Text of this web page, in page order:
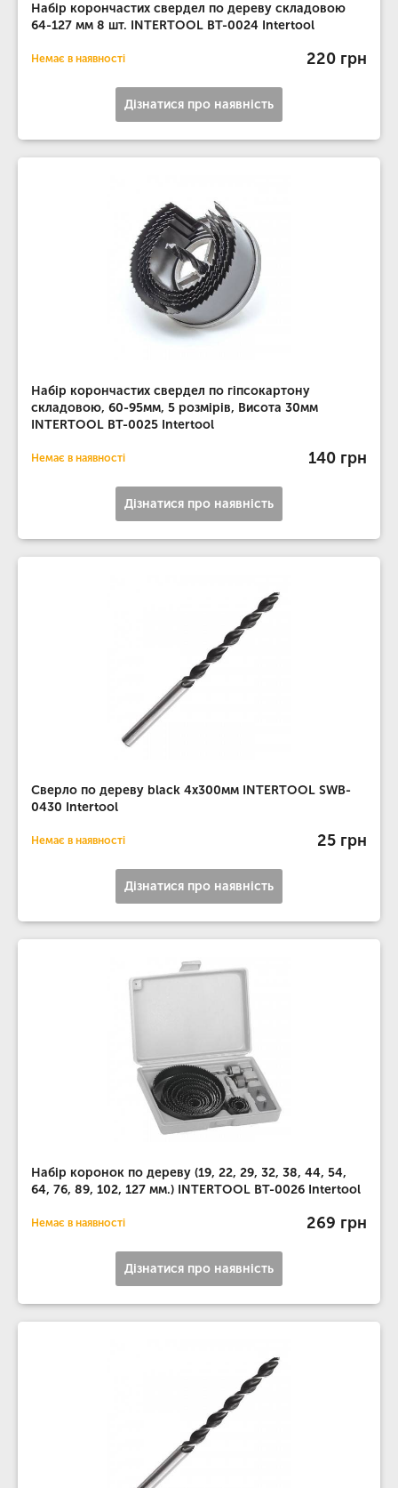
Набір корончастих свердел по дереву складовою
64-127 мм 8 шт. INTERTOOL BT-0024 Intertool
Немає в наявності 220 грн
Дізнатися про наявність
Набір корончастих свердел по гіпсокартону
складовою, 60-95мм, 5 розмірів, Висота 30мм
INTERTOOL BT-0025 Intertool
Немає в наявності 140 грн
Дізнатися про наявність
Сверло по дереву black 4x300мм INTERTOOL SWB-
0430 Intertool
Немає в наявності 25 грн
Дізнатися про наявність
Набір коронок по дереву (19, 22, 29, 32, 38, 44, 54,
64, 76, 89, 102, 127 мм.) INTERTOOL BT-0026 Intertool
Немає в наявності 269 грн
Дізнатися про наявність